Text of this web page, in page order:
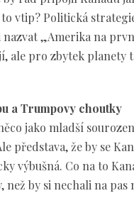
vtip? Politická
„Amerika na
ale pro zbytek planety
a Trumpovy choutky
jako mladší
představa, že by se
výbušná. Co na to
by si nechali na pas